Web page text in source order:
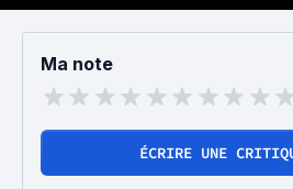
Ma note
ÉCRIRE UNE